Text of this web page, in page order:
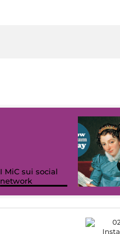
I MiC sui social
network